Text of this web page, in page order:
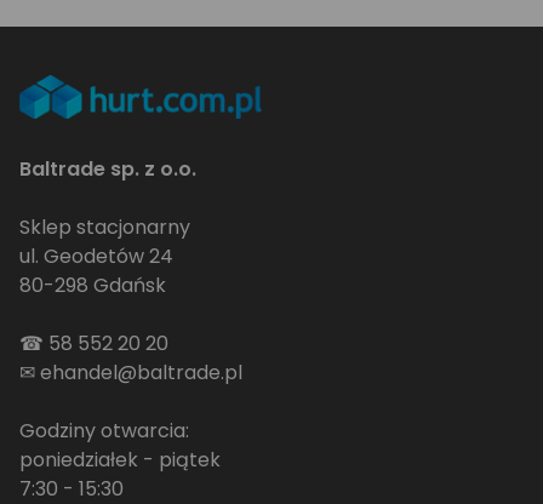
Baltrade sp. z o.o.
Sklep stacjonarny
ul. Geodetów 24
80-298 Gdańsk
☎ 58 552 20 20
✉ehandel@baltrade.pl
Godziny otwarcia:
poniedziałek - piątek
7:30 - 15:30